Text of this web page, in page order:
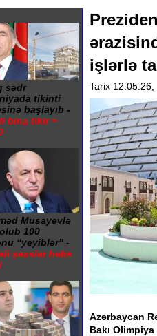
sədr
tikinti
başlayıb -
bina tikir +
Musayevlə
100
“yeyiblər” -
şəxslər həbs
işlərlə
Tarix 12.05.26,
Azərbaycan
Bakı